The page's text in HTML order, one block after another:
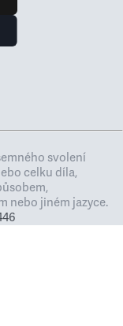
svolení
celku díla,
nebo jiném jazyce.